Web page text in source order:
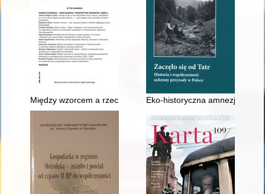
Między wzorcem a rzeczywistością : socjalizacja żydowskich
Eko-historyczna amnezja